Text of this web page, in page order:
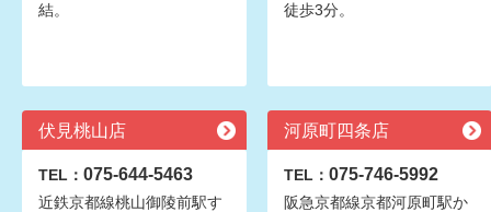
結。
徒歩3分。
伏見桃山店
TEL： 075-644-5463
近鉄京都線桃山御陵前駅す
河原町四条店
TEL： 075-746-5992
阪急京都線京都河原町駅か